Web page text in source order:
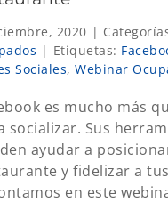
2020 |
| Etiquetas:
Sociales, Webinar
es mucho más
socializar. Sus
ayudar a
y fidelizar a
en este